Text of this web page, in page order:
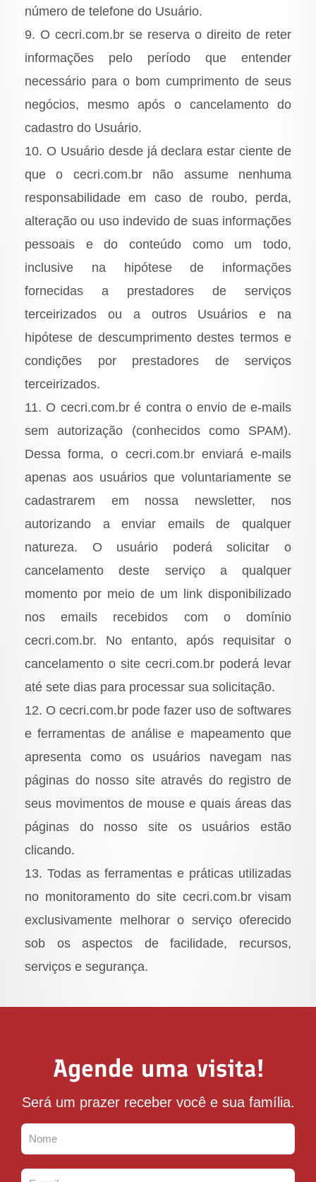
número de telefone do Usuário.
9. O cecri.com.br se reserva o direito de reter
informações pelo período que entender
necessário para o bom cumprimento de seus
negócios, mesmo após o cancelamento do
cadastro do Usuário.
10. O Usuário desde já declara estar ciente de
que o cecri.com.br não assume nenhuma
responsabilidade em caso de roubo, perda,
alteração ou uso indevido de suas informações
pessoais e do conteúdo como um todo,
inclusive na hipótese de informações
fornecidas a prestadores de serviços
terceirizados ou a outros Usuários e na
hipótese de descumprimento destes termos e
condições por prestadores de serviços
terceirizados.
11. O cecri.com.br é contra o envio de e-mails
sem autorização (conhecidos como SPAM).
Dessa forma, o cecri.com.br enviará e-mails
apenas aos usuários que voluntariamente se
cadastrarem em nossa newsletter, nos
autorizando a enviar emails de qualquer
natureza. O usuário poderá solicitar o
cancelamento deste serviço a qualquer
momento por meio de um link disponibilizado
nos emails recebidos com o domínio
cecri.com.br. No entanto, após requisitar o
cancelamento o site cecri.com.br poderá levar
até sete dias para processar sua solicitação.
12. O cecri.com.br pode fazer uso de softwares
e ferramentas de análise e mapeamento que
apresenta como os usuários navegam nas
páginas do nosso site através do registro de
seus movimentos de mouse e quais áreas das
páginas do nosso site os usuários estão
clicando.
13. Todas as ferramentas e práticas utilizadas
no monitoramento do site cecri.com.br visam
exclusivamente melhorar o serviço oferecido
sob os aspectos de facilidade, recursos,
serviços e segurança.
Agende uma visita!
Será um prazer receber você e sua família.